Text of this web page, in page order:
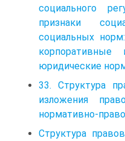
социального
признаки
социальных
юридические
33. Структура
изложения
нормативно-
Структура